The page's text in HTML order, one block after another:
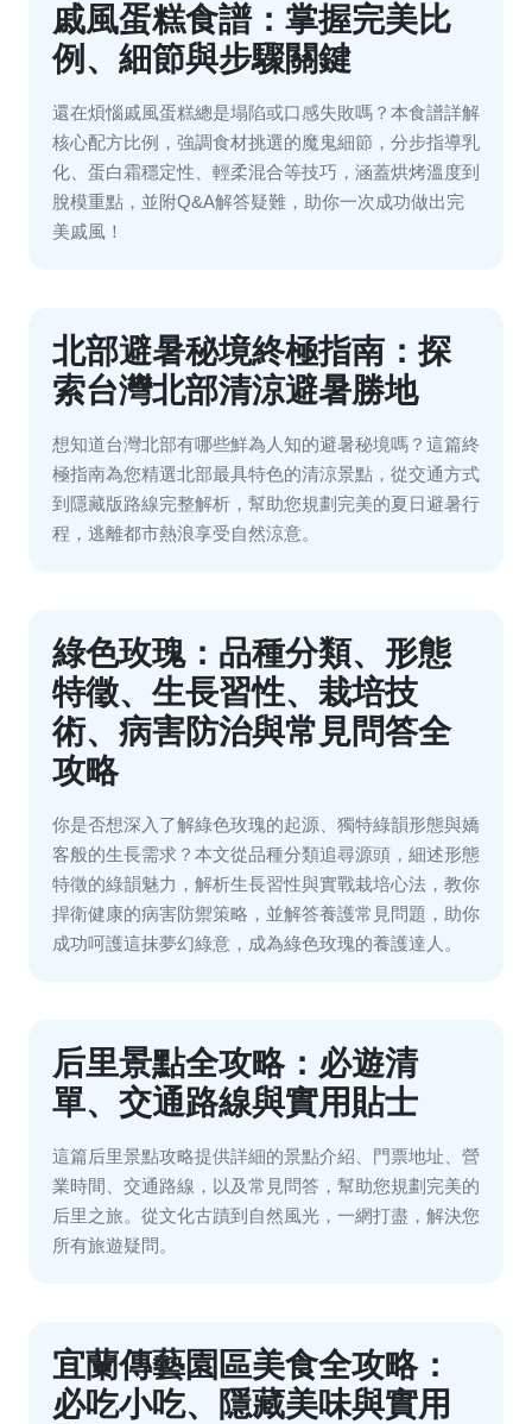
戚風蛋糕食譜：掌握完美比
例、細節與步驟關鍵
還在煩惱戚風蛋糕總是塌陷或口感失敗嗎？本食譜詳解
核心配方比例，強調食材挑選的魔鬼細節，分步指導乳
化、蛋白霜穩定性、輕柔混合等技巧，涵蓋烘烤溫度到
脫模重點，並附Q&A解答疑難，助你一次成功做出完
美戚風！
北部避暑秘境終極指南：探
索台灣北部清涼避暑勝地
想知道台灣北部有哪些鮮為人知的避暑秘境嗎？這篇終
極指南為您精選北部最具特色的清涼景點，從交通方式
到隱藏版路線完整解析，幫助您規劃完美的夏日避暑行
程，逃離都市熱浪享受自然涼意。
綠色玫瑰：品種分類、形態
特徵、生長習性、栽培技
術、病害防治與常見問答全
攻略
你是否想深入了解綠色玫瑰的起源、獨特綠韻形態與嬌
客般的生長需求？本文從品種分類追尋源頭，細述形態
特徵的綠韻魅力，解析生長習性與實戰栽培心法，教你
捍衛健康的病害防禦策略，並解答養護常見問題，助你
成功呵護這抹夢幻綠意，成為綠色玫瑰的養護達人。
后里景點全攻略：必遊清
單、交通路線與實用貼士
這篇后里景點攻略提供詳細的景點介紹、門票地址、營
業時間、交通路線，以及常見問答，幫助您規劃完美的
后里之旅。從文化古蹟到自然風光，一網打盡，解決您
所有旅遊疑問。
宜蘭傳藝園區美食全攻略：
必吃小吃、隱藏美味與實用